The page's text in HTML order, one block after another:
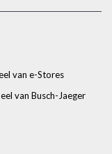
van e-Stores
van Busch-Jaeger